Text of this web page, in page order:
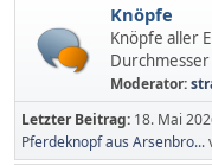
Knöpfe
Knöpfe aller
Moderator:
Letzter Beitrag: 18. Mai
Pferdeknopf aus Arsenbro...